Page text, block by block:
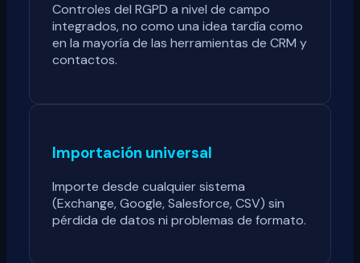
Controles del RGPD a nivel de campo
integrados, no como una idea tardía como
en la mayoría de las herramientas de CRM y
contactos.
Importación universal
Importe desde cualquier sistema
(Exchange, Google, Salesforce, CSV) sin
pérdida de datos ni problemas de formato.